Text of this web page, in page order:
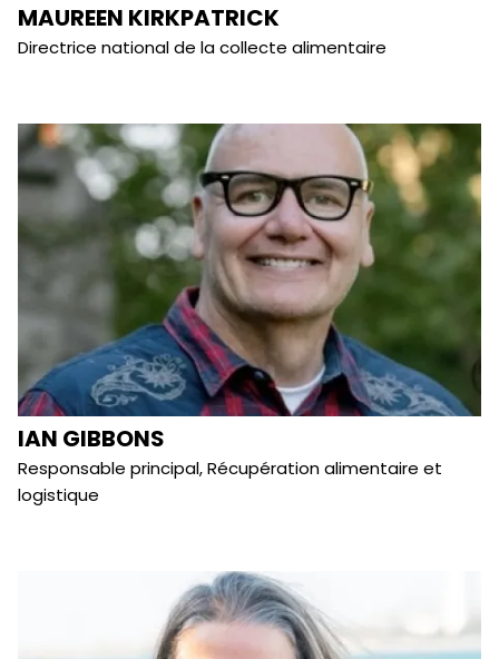
MAUREEN KIRKPATRICK
Directrice national de la collecte alimentaire
IAN GIBBONS
Responsable principal, Récupération alimentaire et
logistique